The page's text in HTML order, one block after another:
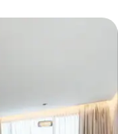
arasında